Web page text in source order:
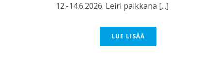
12.-14.6.2026. Leiri paikkana [...]
LUE LISÄÄ